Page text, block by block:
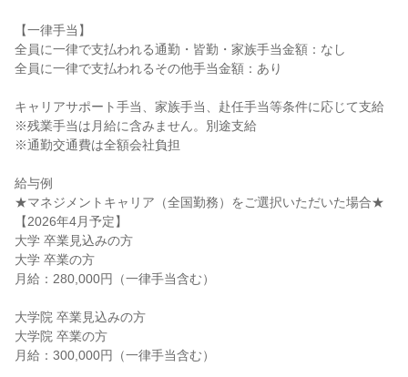
【一律手当】
全員に一律で支払われる通勤・皆勤・家族手当金額：なし
全員に一律で支払われるその他手当金額：あり
キャリアサポート手当、家族手当、赴任手当等条件に応じて支給
※残業手当は月給に含みません。別途支給
※通勤交通費は全額会社負担
給与例
★マネジメントキャリア（全国勤務）をご選択いただいた場合★
【2026年4月予定】
大学 卒業見込みの方
大学 卒業の方
月給：280,000円（一律手当含む）
大学院 卒業見込みの方
大学院 卒業の方
月給：300,000円（一律手当含む）